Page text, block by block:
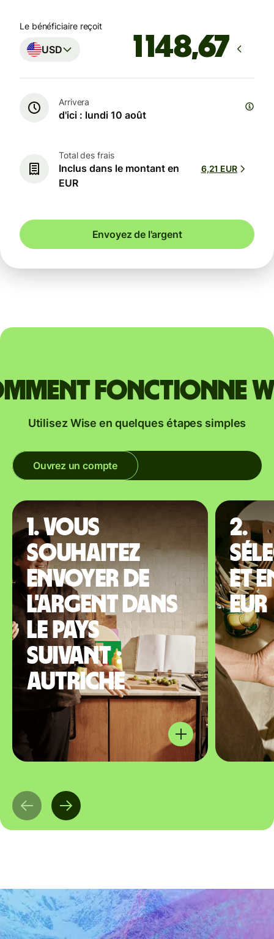
Le bénéficiaire reçoit
USD
Arrivera
d'ici : lundi 10 août
Total des frais
Inclus dans le montant en
EUR
6,21 EUR
Envoyez de l'argent
fonctionne
Utilisez Wise en quelques étapes simples
Ouvrez un compte
1. Vous
souhaitez
envoyer de
l'argent dans
le pays
suivant :
Autriche
2.
et
EUR